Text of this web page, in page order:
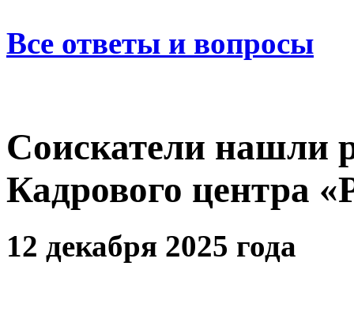
Все ответы и вопросы
Соискатели нашли
Кадрового центра
12 декабря 2025 года